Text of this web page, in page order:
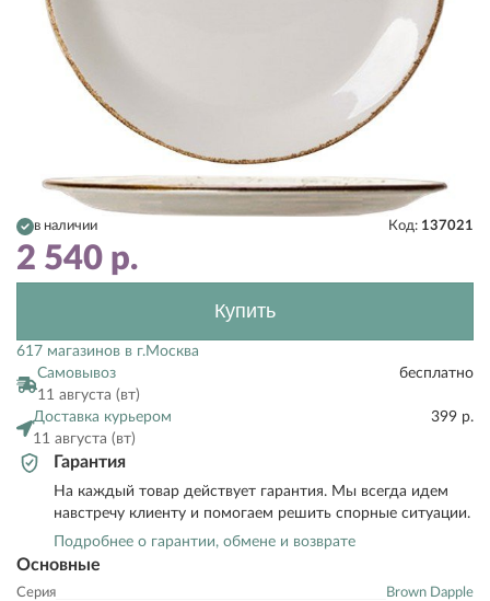
Основные
Серия
Brown Dapple
в наличии Код: 137021
2 540 р.
Купить
617 магазинов в г.Москва
Самовывоз
11 августа (вт)
бесплатно
Доставка курьером
11 августа (вт)
399 р.
Гарантия
На каждый товар действует гарантия. Мы всегда идем
навстречу клиенту и помогаем решить спорные ситуации.
Подробнее о гарантии, обмене и возврате